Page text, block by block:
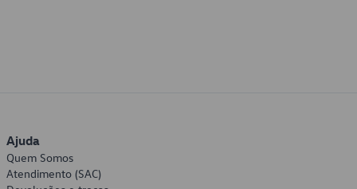
Ajuda
Quem Somos
Atendimento (SAC)